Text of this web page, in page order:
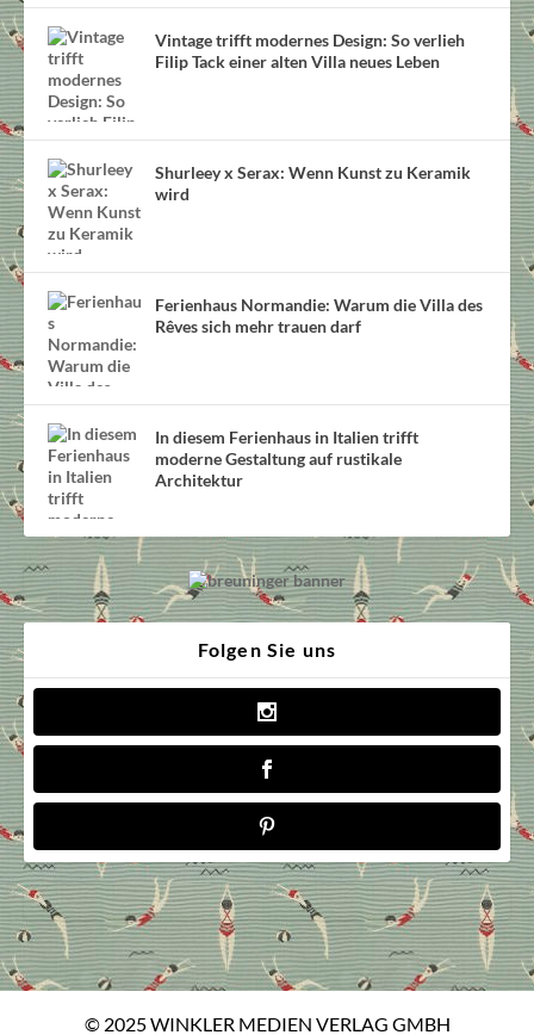
Vintage trifft modernes Design: So verlieh
Filip Tack einer alten Villa neues Leben
Shurleey x Serax: Wenn Kunst zu Keramik
wird
Ferienhaus Normandie: Warum die Villa des
Rêves sich mehr trauen darf
In diesem Ferienhaus in Italien trifft
moderne Gestaltung auf rustikale
Architektur
Folgen Sie uns
© 2025 WINKLER MEDIEN VERLAG GMBH